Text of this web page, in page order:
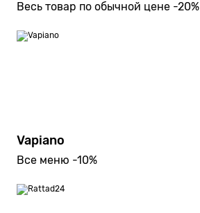
Весь товар по обычной цене -20%
Vapiano
Все меню -10%